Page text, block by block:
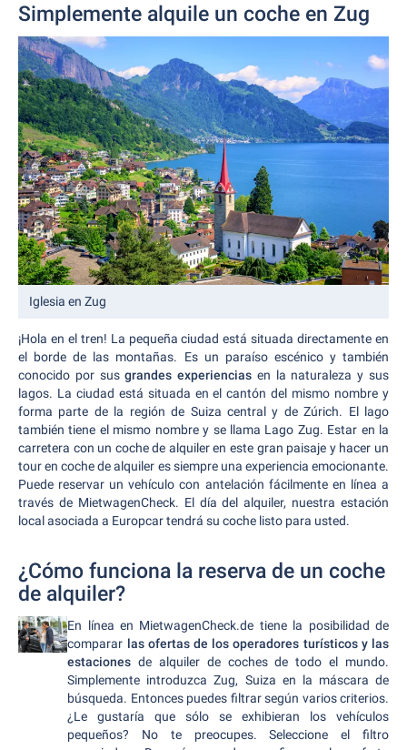
Simplemente alquile un coche en Zug
Iglesia en Zug
¡Hola en el tren! La pequeña ciudad está situada directamente en
el borde de las montañas. Es un paraíso escénico y también
conocido por susgrandes experiencias en la naturaleza y sus
lagos. La ciudad está situada en el cantón del mismo nombre y
forma parte de la región de Suiza central y de Zúrich. El lago
también tiene el mismo nombre y se llama Lago Zug. Estar en la
carretera con un coche de alquiler en este gran paisaje y hacer un
tour en coche de alquiler es siempre una experiencia emocionante.
Puede reservar un vehículo con antelación fácilmente en línea a
través de MietwagenCheck. El día del alquiler, nuestra estación
local asociada a Europcar tendrá su coche listo para usted.
¿Cómo funciona la reserva de un coche
de alquiler?
En línea en MietwagenCheck.de tiene la posibilidad de
comparar las ofertas de los operadores turísticos y las
estacionesde alquiler de coches de todo el mundo.
Simplemente introduzca Zug, Suiza en la máscara de
búsqueda. Entonces puedes filtrar según varios criterios.
¿Le gustaría que sólo se exhibieran los vehículos
pequeños? No te preocupes. Seleccione el filtro